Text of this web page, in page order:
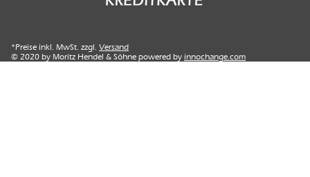
*Preise inkl. MwSt. zzgl. Versand
© 2020 by Moritz Hendel & Söhne powered by innochange.com